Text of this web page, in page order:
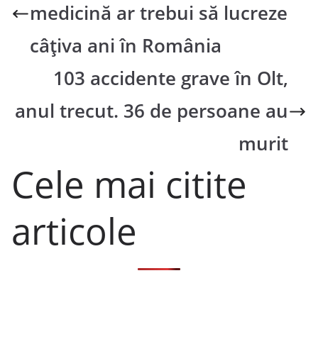
medicină ar trebui să lucreze
câţiva ani în România
103 accidente grave în Olt,
anul trecut. 36 de persoane au
murit
Cele mai citite
articole